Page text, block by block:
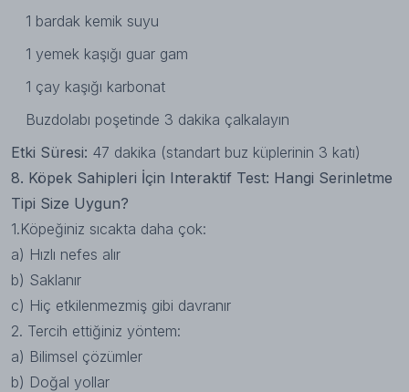
1 bardak kemik suyu
1 yemek kaşığı guar gam
1 çay kaşığı karbonat
Buzdolabı poşetinde 3 dakika çalkalayın
Etki Süresi: 47 dakika (standart buz küplerinin 3 katı)
8. Köpek Sahipleri İçin Interaktif Test: Hangi Serinletme
Tipi Size Uygun?
1.Köpeğiniz sıcakta daha çok:
a) Hızlı nefes alır
b) Saklanır
c) Hiç etkilenmezmiş gibi davranır
2. Tercih ettiğiniz yöntem:
a) Bilimsel çözümler
b) Doğal yollar